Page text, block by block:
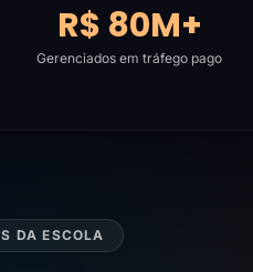
R$ 80M+
Gerenciados em tráfego pago
DA ESCOLA